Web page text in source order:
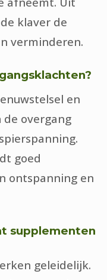
klaver de
verminderen.
en
de overgang
goed
ontspanning en
supplementen
geleidelijk.